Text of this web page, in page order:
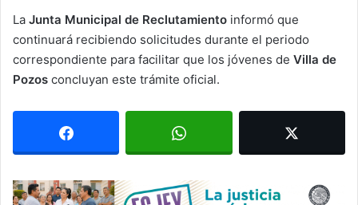
La Junta Municipal de Reclutamiento informó que
continuará recibiendo solicitudes durante el periodo
correspondiente para facilitar que los jóvenes de Villa de
Pozos concluyan este trámite oficial.